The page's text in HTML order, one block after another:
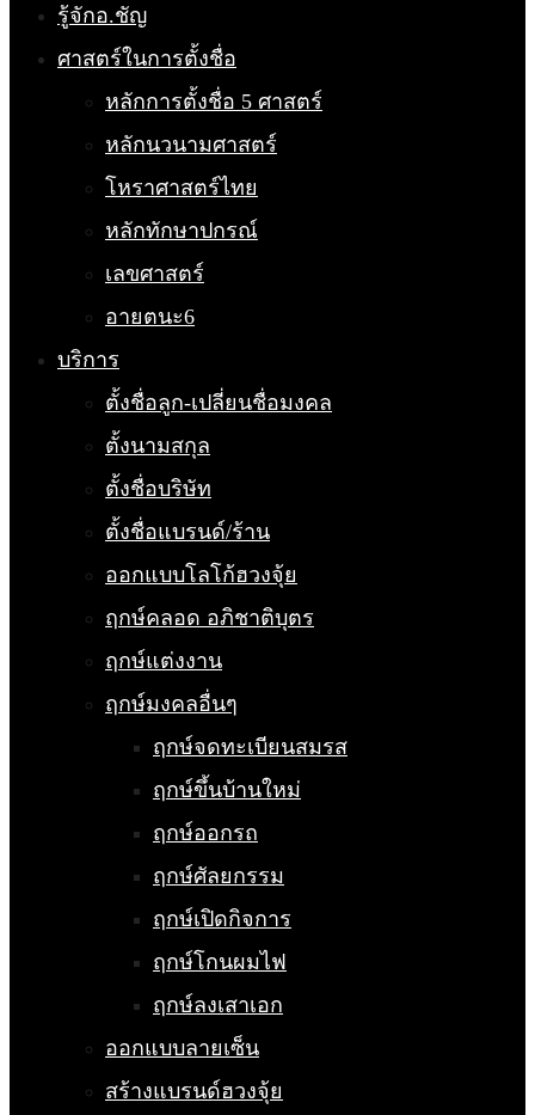
รู้จักอ.ชัญ
ศาสตร์ในการตั้งชื่อ
หลักการตั้งชื่อ 5 ศาสตร์
หลักนวนามศาสตร์
โหราศาสตร์ไทย
หลักทักษาปกรณ์
เลขศาสตร์
อายตนะ6
บริการ
ตั้งชื่อลูก-เปลี่ยนชื่อมงคล
ตั้งนามสกุล
ตั้งชื่อบริษัท
ตั้งชื่อแบรนด์/ร้าน
ออกแบบโลโก้ฮวงจุ้ย
ฤกษ์คลอด อภิชาติบุตร
ฤกษ์แต่งงาน
ฤกษ์มงคลอื่นๆ
ฤกษ์จดทะเบียนสมรส
ฤกษ์ขึ้นบ้านใหม่
ฤกษ์ออกรถ
ฤกษ์ศัลยกรรม
ฤกษ์เปิดกิจการ
ฤกษ์โกนผมไฟ
ฤกษ์ลงเสาเอก
ออกแบบลายเซ็น
สร้างแบรนด์ฮวงจุ้ย